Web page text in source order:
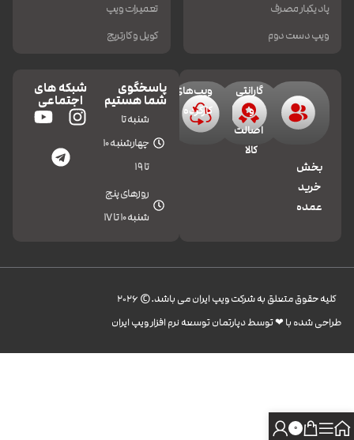
پاد یکبار مصرف
ویپ دست دوم
تعمیرات ویپ
کویل و کارتریج
بخش
خرید
عمده
گارانتی
و
اصالت
کالا
ویپ‌های
کارکرده
پاسخگوی
شما هستیم
شنبه تا
چهارشنبه 10
تا 19
روزهای پنج
شنبه 10 تا 17
شبکه های
اجتماعی
کليه حقوق متعلق به شرکت ویپ ایران می باشد.© 2026
طراحی شده با ❤︎ توسط دپارتمان توسعه نرم افزار ویپ ایران
0